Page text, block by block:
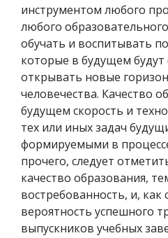
инструментом любого
любого
обучать и воспитывать
которые в будущем будут
открывать новые
человечества. Качество
будущем скорость и
тех или иных задач
формируемыми в
прочего, следует
качество образования,
востребованность, и, как
вероятность успешного
выпускников учебных